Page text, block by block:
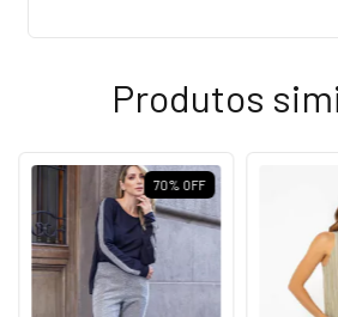
Produtos
70% OFF